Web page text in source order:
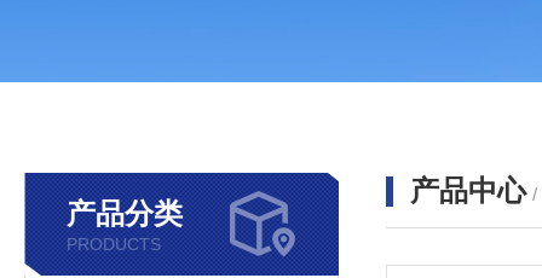
产品分类
PRODUCTS
产品中心 /